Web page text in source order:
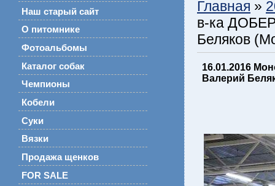
Наш старый сайт
О питомнике
Фотоальбомы
Каталог собак
Чемпионы
Кобели
Суки
Вязки
Продажа щенков
FOR SALE
Главная »
в-ка
Беляков
16.01.2016
Валерий